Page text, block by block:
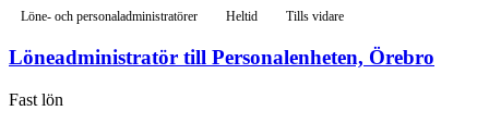
Löne- och personaladministratörer Heltid Tills vidare
Löneadministratör till Personalenheten, Örebro
Fast lön